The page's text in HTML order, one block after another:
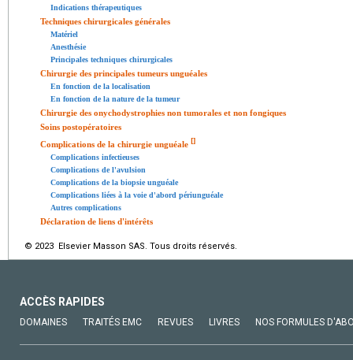
Indications thérapeutiques
Techniques chirurgicales générales
Matériel
Anesthésie
Principales techniques chirurgicales
Chirurgie des principales tumeurs unguéales
En fonction de la localisation
En fonction de la nature de la tumeur
Chirurgie des onychodystrophies non tumorales et non fongiques
Soins postopératoires
Complications de la chirurgie unguéale []
Complications infectieuses
Complications de l'avulsion
Complications de la biopsie unguéale
Complications liées à la voie d'abord périunguéale
Autres complications
Déclaration de liens d'intérêts
© 2023 Elsevier Masson SAS. Tous droits réservés.
ACCÈS RAPIDES
DOMAINES TRAITÉS EMC REVUES LIVRES NOS FORMULES